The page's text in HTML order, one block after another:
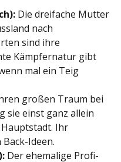
Die dreifache Mutter
nach
sind ihre
Kämpfernatur gibt
mal ein Teig
großen Traum bei
sie einst ganz allein
Ihr
Ideen.
Der ehemalige Profi-